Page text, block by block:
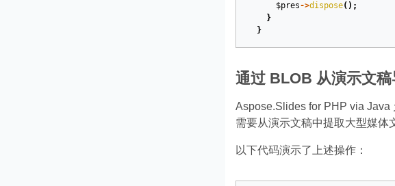
$pres->dispose();
}
}
通过 BLOB 从演示文
Aspose.Slides for PHP via Java
需要从演示文稿中提取大型媒体
以下代码演示了上述操作：